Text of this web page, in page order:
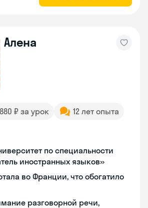
Алена
₽ за урок
12 лет опыта
по специальности
иностранных языков»
во Франции, что обогатило
разговорной речи,